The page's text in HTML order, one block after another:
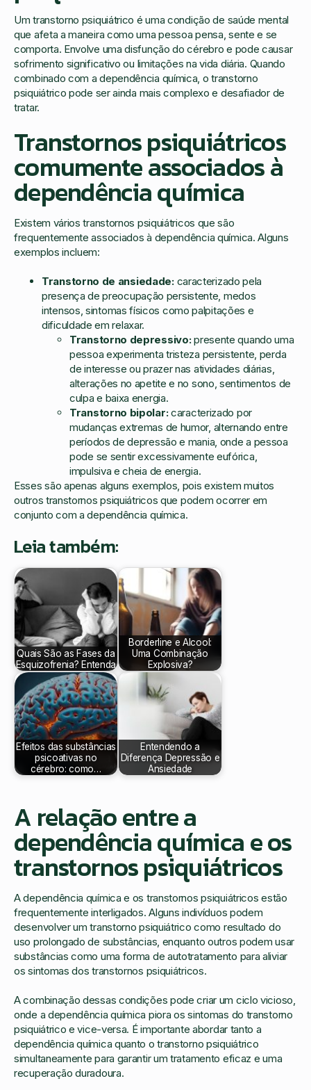
Um transtorno psiquiátrico é uma condição de saúde mental
que afeta a maneira como uma pessoa pensa, sente e se
comporta. Envolve uma disfunção do cérebro e pode causar
sofrimento significativo ou limitações na vida diária. Quando
combinado com a dependência química, o transtorno
psiquiátrico pode ser ainda mais complexo e desafiador de
tratar.
Transtornos psiquiátricos
comumente associados à
dependência química
Existem vários transtornos psiquiátricos que são
frequentemente associados à dependência química. Alguns
exemplos incluem:
Transtorno de ansiedade:caracterizado pela
presença de preocupação persistente, medos
intensos, sintomas físicos como palpitações e
dificuldade em relaxar.
Transtorno depressivo:presente quando uma
pessoa experimenta tristeza persistente, perda
de interesse ou prazer nas atividades diárias,
alterações no apetite e no sono, sentimentos de
culpa e baixa energia.
Transtorno bipolar:caracterizado por
mudanças extremas de humor, alternando entre
períodos de depressão e mania, onde a pessoa
pode se sentir excessivamente eufórica,
impulsiva e cheia de energia.
Esses são apenas alguns exemplos, pois existem muitos
outros transtornos psiquiátricos que podem ocorrer em
conjunto com a dependência química.
Leia também:
Quais São as Fases da
Esquizofrenia? Entenda
Borderline e Alcool:
Uma Combinação
Explosiva?
Efeitos das substâncias
psicoativas no
cérebro: como…
Entendendo a
Diferença Depressão e
Ansiedade
A relação entre a
dependência química e os
transtornos psiquiátricos
A dependência química e os transtornos psiquiátricos estão
frequentemente interligados. Alguns indivíduos podem
desenvolver um transtorno psiquiátrico como resultado do
uso prolongado de substâncias, enquanto outros podem usar
substâncias como uma forma de autotratamento para aliviar
os sintomas dos transtornos psiquiátricos.
A combinação dessas condições pode criar um ciclo vicioso,
onde a dependência química piora os sintomas do transtorno
psiquiátrico e vice-versa. É importante abordar tanto a
dependência química quanto o transtorno psiquiátrico
simultaneamente para garantir um tratamento eficaz e uma
recuperação duradoura.